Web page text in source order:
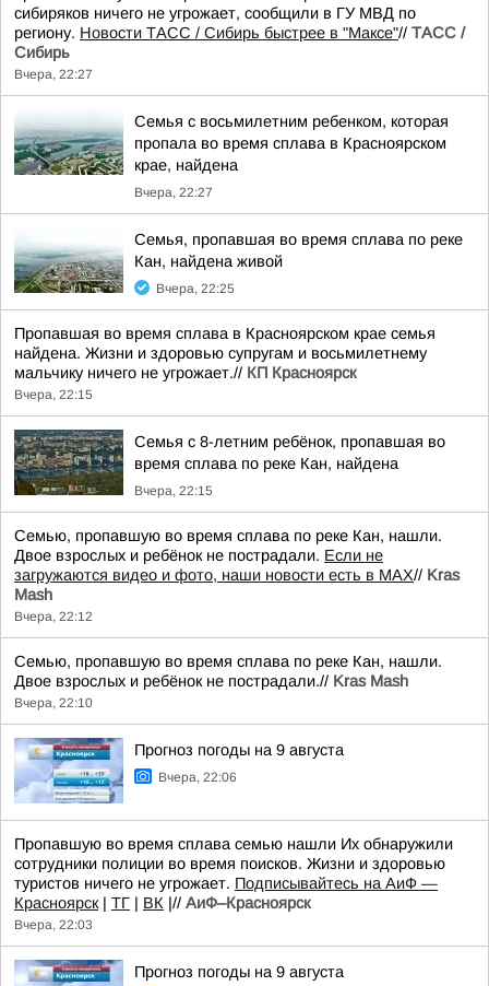
сибиряков ничего не угрожает, сообщили в ГУ МВД по
региону. Новости ТАСС / Сибирь быстрее в "Mаксе"// ТАСС /
Сибирь
Вчера, 22:27
Семья с восьмилетним ребенком, которая
пропала во время сплава в Красноярском
крае, найдена
Вчера, 22:27
Семья, пропавшая во время сплава по реке
Кан, найдена живой
Вчера, 22:25
Пропавшая во время сплава в Красноярском крае семья
найдена. Жизни и здоровью супругам и восьмилетнему
мальчику ничего не угрожает.// КП Красноярск
Вчера, 22:15
Семья с 8-летним ребёнок, пропавшая во
время сплава по реке Кан, найдена
Вчера, 22:15
Семью, пропавшую во время сплава по реке Кан, нашли.
Двое взрослых и ребёнок не пострадали. Если не
загружаются видео и фото, наши новости есть в MAX// Kras
Mash
Вчера, 22:12
Семью, пропавшую во время сплава по реке Кан, нашли.
Двое взрослых и ребёнок не пострадали.// Kras Mash
Вчера, 22:10
Прогноз погоды на 9 августа
Вчера, 22:06
Пропавшую во время сплава семью нашли Их обнаружили
сотрудники полиции во время поисков. Жизни и здоровью
туристов ничего не угрожает. Подписывайтесь на АиФ —
Красноярск| ТГ | ВК |// АиФ–Красноярск
Вчера, 22:03
Прогноз погоды на 9 августа